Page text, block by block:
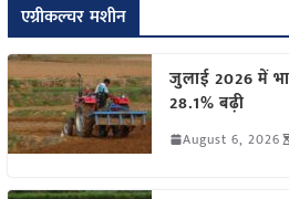
एग्रीकल्चर मशीन
जुलाई 2026 में
28.1% बढ़ी
August 6, 2026